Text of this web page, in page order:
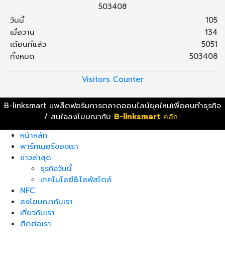
503408
วันนี้
เมื่อวาน
เดือนที่แล้ว
ทั้งหมด
105
134
5051
503408
Visitors Counter
B-linksmart แพล็ตฟอร์มการตลาดออนไลน์ยุคใหม่เพื่อคนทำธุรกิจ
/ สนใจลงโฆษณากับ B-linksmart คลิก
หน้าหลัก
พาร์ทเนอร์ของเรา
ข่าวล่าสุด
ธุรกิจวันนี้
เทคโนโลยี&ไลฟ์สไตล์
NFC
ลงโฆษณากับเรา
เกี่ยวกับเรา
ติดต่อเรา